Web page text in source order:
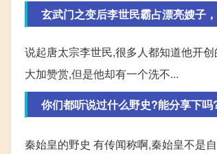
玄武门之变后李世民霸占漂亮嫂子
说起唐太宗李世民,很多人都知道他开
大加赞赏,但是他却有一个洗不...
你们都听说过什么野史?能分享下吗
秦始皇的野史 有传闻称啊,秦始皇不是